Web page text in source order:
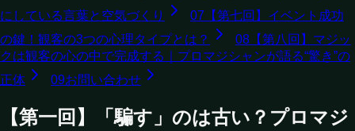
にしている言葉と空気づくり
07 【第七回】イベント成功
の鍵！観客の3つの心理タイプとは？
08 【第八回】マジッ
クは観客の心の中で完成する｜プロマジシャンが語る“驚き”の
正体
09お問い合わせ
【第一回】「騙す」のは古い？プロマジ